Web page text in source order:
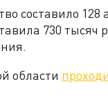
составило
730 тысяч
области